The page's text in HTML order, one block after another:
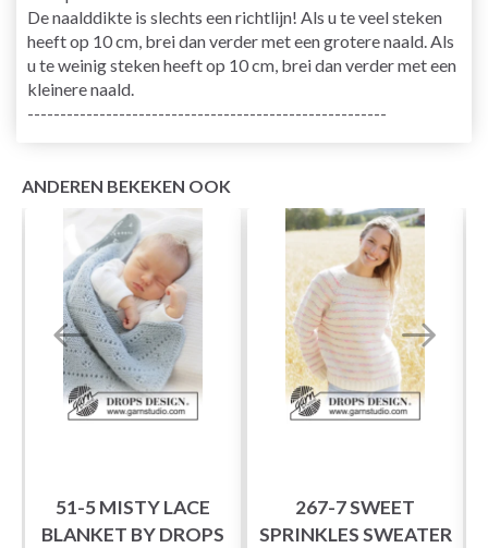
De naalddikte is slechts een richtlijn! Als u te veel steken
heeft op 10 cm, brei dan verder met een grotere naald. Als
u te weinig steken heeft op 10 cm, brei dan verder met een
kleinere naald.
-------------------------------------------------------
ANDEREN BEKEKEN OOK
51-5 MISTY LACE
BLANKET BY DROPS
267-7 SWEET
SPRINKLES SWEATER